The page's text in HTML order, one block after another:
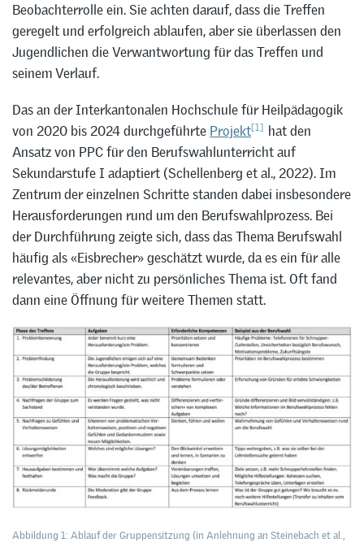
Beobachterrolle ein. Sie achten darauf, dass die Treffen
geregelt und erfolgreich ablaufen, aber sie überlassen den
Jugendlichen die Verwantwortung für das Treffen und
seinem Verlauf.
Das an der Interkantonalen Hochschule für Heilpädagogik
von 2020 bis 2024 durchgeführte Projekt[1] hat den
Ansatz von PPC für den Berufswahlunterricht auf
Sekundarstufe I adaptiert (Schellenberg et al., 2022). Im
Zentrum der einzelnen Schritte standen dabei insbesondere
Herausforderungen rund um den Berufswahlprozess. Bei
der Durchführung zeigte sich, dass das Thema Berufswahl
häufig als «Eisbrecher» geschätzt wurde, da es ein für alle
relevantes, aber nicht zu persönliches Thema ist. Oft fand
dann eine Öffnung für weitere Themen statt.
Abbildung 1: Ablauf der Gruppensitzung (in Anlehnung an Steinebach et al.,